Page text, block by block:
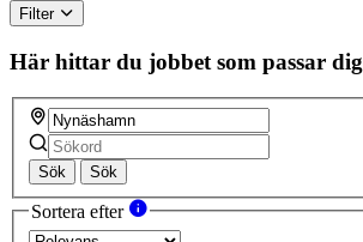
Filter
Här hittar du jobbet som passar dig
Sök Sök
Sortera efter